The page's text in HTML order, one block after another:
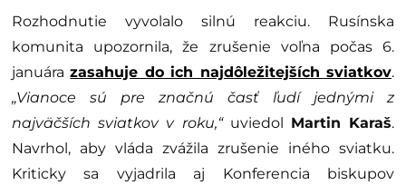
Rozhodnutie vyvolalo silnú reakciu. Rusínska
komunita upozornila, že zrušenie voľna počas 6.
januárazasahuje do ich najdôležitejších sviatkov.
„Vianoce sú pre značnú časť ľudí jednými z
najväčších sviatkov v roku,“uviedol Martin Karaš.
Navrhol, aby vláda zvážila zrušenie iného sviatku.
Kriticky sa vyjadrila aj Konferencia biskupov